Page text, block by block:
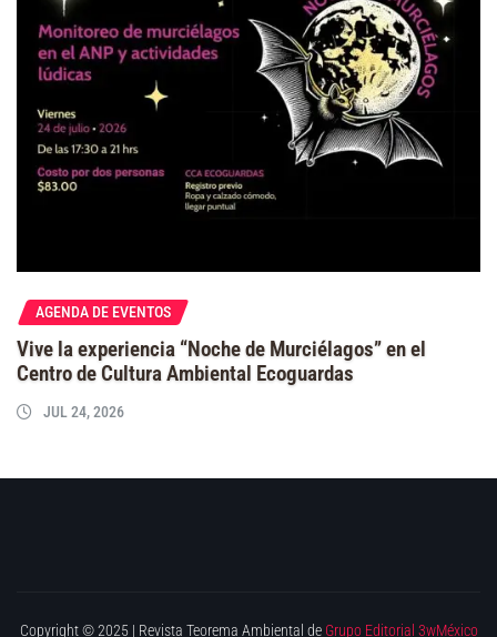
AGENDA DE EVENTOS
Vive la experiencia “Noche de Murciélagos” en el
Centro de Cultura Ambiental Ecoguardas
JUL 24, 2026
Copyright © 2025 | Revista Teorema Ambiental de Grupo Editorial 3wMéxico